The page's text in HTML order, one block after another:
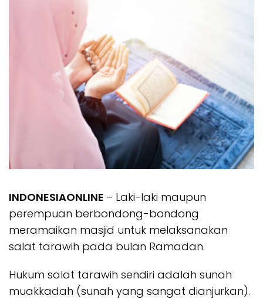
INDONESIAONLINE – Laki-laki maupun
perempuan berbondong-bondong
meramaikan masjid untuk melaksanakan
salat tarawih pada bulan Ramadan.
Hukum salat tarawih sendiri adalah sunah
muakkadah (sunah yang sangat dianjurkan).